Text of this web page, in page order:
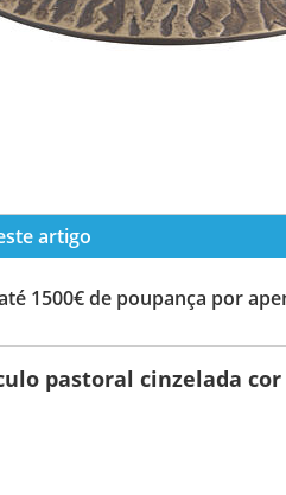
artigo
1500€ de poupança por
pastoral cinzelada cor